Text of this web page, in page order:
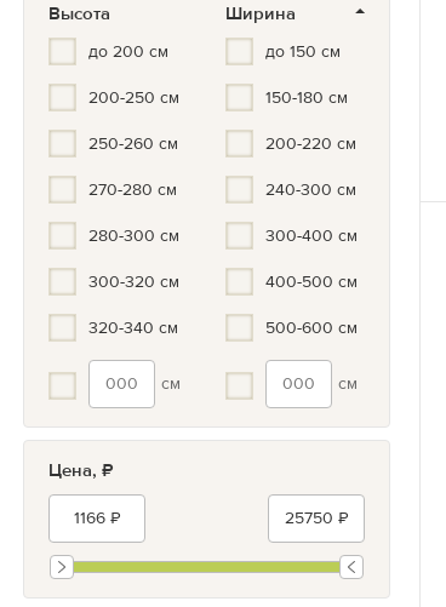
Зеленый
Бирюзовый
Синий/Голубой
Белый
Серый/черный
Серебристый
Высота Ширина
до 200 см
200-250 см
250-260 см
270-280 см
280-300 см
300-320 см
320-340 см
см
до 150 см
150-180 см
200-220 см
240-300 см
300-400 см
400-500 см
500-600 см
см
Цена, ₽